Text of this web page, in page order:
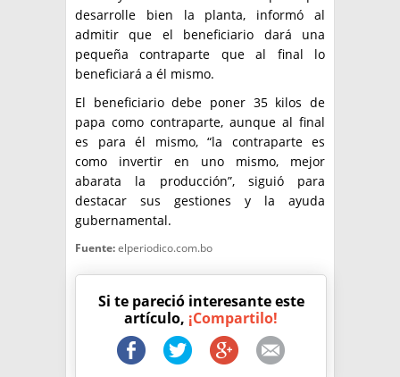
desarrolle bien la planta, informó al
admitir que el beneficiario dará una
pequeña contraparte que al final lo
beneficiará a él mismo.
El beneficiario debe poner 35 kilos de
papa como contraparte, aunque al final
es para él mismo, “la contraparte es
como invertir en uno mismo, mejor
abarata la producción”, siguió para
destacar sus gestiones y la ayuda
gubernamental.
Fuente:elperiodico.com.bo
Si te pareció interesante este
artículo, ¡Compartilo!